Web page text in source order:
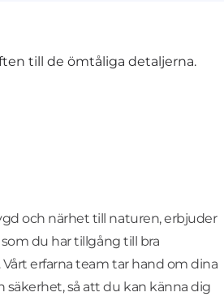
både småsaker och större möbler,
till de ömtåliga detaljerna.
och närhet till naturen, erbjuder
du har tillgång till bra
erfarna team tar hand om dina
så att du kan känna dig